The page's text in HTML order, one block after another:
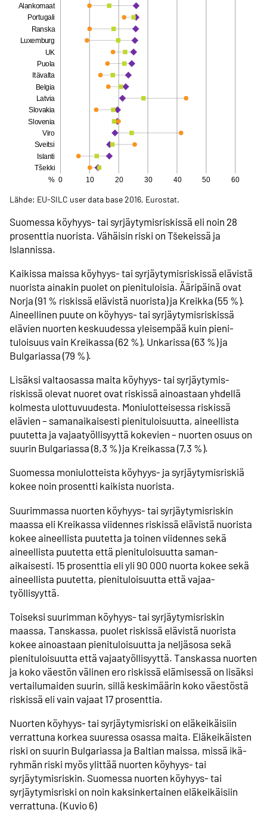
Lähde: EU-SILC user data base 2016, Eurostat.
Suomessa köyhyys- tai syrjäytymis­riskissä eli noin 28
prosenttia nuorista. Vähäisin riski on Tšekeissä ja
Islannissa.
Kaikissa maissa köyhyys- tai syrjäytymis­riskissä elävistä
nuorista ainakin puolet on pieni­tuloisia. Ääri­päinä ovat
Norja (91 % riskissä elävistä nuorista) ja Kreikka (55 %).
Aineellinen puute on köyhyys- tai syrjäytymis­riskissä
elävien nuorten keskuudessa yleisempää kuin pieni­
tuloisuus vain Kreikassa (62 %), Unkarissa (63 %) ja
Bulgariassa (79 %).
Lisäksi valtaosassa maita köyhyys- tai syrjäytymis­
riskissä olevat nuoret ovat riskissä ainoastaan yhdellä
kolmesta ulottuvuudesta. Moni­ulotteisessa riskissä
elävien – saman­aikaisesti pieni­tuloisuutta, aineellista
puutetta ja vajaa­työllisyyttä kokevien – nuorten osuus on
suurin Bulgariassa (8,3 %) ja Kreikassa (7,3 %).
Suomessa moniulotteista köyhyys- ja syrjäytymis­riskiä
kokee noin prosentti kaikista nuorista.
Suurimmassa nuorten köyhyys- tai syrjäytymis­riskin
maassa eli Kreikassa viidennes riskissä elävistä nuorista
kokee aineellista puutetta ja toinen viidennes sekä
aineellista puutetta että pieni­tuloisuutta saman­
aikaisesti. 15 prosenttia eli yli 90 000 nuorta kokee sekä
aineellista puutetta, pieni­tuloisuutta että vajaa­
työllisyyttä.
Toiseksi suurimman köyhyys- tai syrjäytymis­riskin
maassa, Tanskassa, puolet riskissä elävistä nuorista
kokee ainoastaan pieni­tuloisuutta ja neljäsosa sekä
pieni­tuloisuutta että vajaa­työllisyyttä. Tanskassa nuorten
ja koko väestön välinen ero riskissä elämisessä on lisäksi
vertailu­maiden suurin, sillä keski­määrin koko väestöstä
riskissä eli vain vajaat 17 prosenttia.
Nuorten köyhyys- tai syrjäytymis­riski on eläke­ikäisiin
verrattuna korkea suuressa osassa maita. Eläke­ikäisten
riski on suurin Bulgariassa ja Baltian maissa, missä ikä­
ryhmän riski myös ylittää nuorten köyhyys- tai
syrjäytymis­riskin. Suomessa nuorten köyhyys- tai
syrjäytymis­riski on noin kaksin­kertainen eläke­ikäisiin
verrattuna. (Kuvio 6)